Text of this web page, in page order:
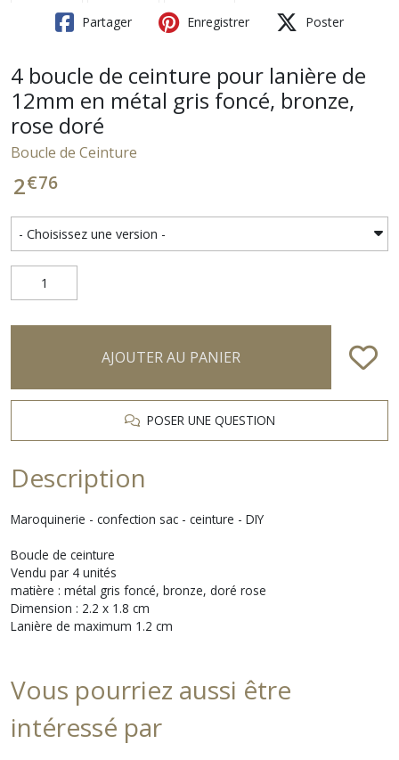
Partager Enregistrer Poster
4 boucle de ceinture pour lanière de
12mm en métal gris foncé, bronze,
rose doré
Boucle de Ceinture
2€76
AJOUTER AU PANIER
POSER UNE QUESTION
Description
Maroquinerie - confection sac - ceinture - DIY
Boucle de ceinture
Vendu par 4 unités
matière : métal gris foncé, bronze, doré rose
Dimension : 2.2 x 1.8 cm
Lanière de maximum 1.2 cm
Vous pourriez aussi être
intéressé par